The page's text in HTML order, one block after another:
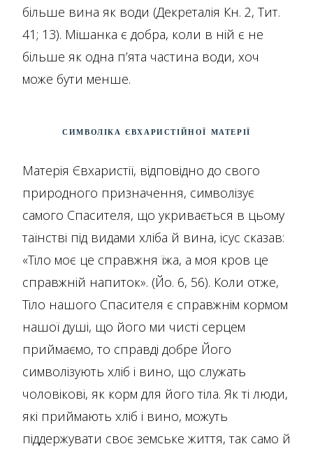
більше вина як води (Декреталія Кн. 2, Тит.
41; 13). Мішанка є добра, коли в ній є не
більше як одна п’ята частина води, хоч
може бути менше.
Символіка євхаристійної матерії
Матерія Євхаристії, відповідно до свого
природного призначення, символізує
самого Спасителя, що укривається в цьому
таїнстві під видами хліба й вина, ісус сказав:
«Тіло моє це справжня їжа, а моя кров це
справжній напиток». (Йо. 6, 56). Коли отже,
Тіло нашого Спасителя є справжнім кормом
нашої душі, що його ми чисті серцем
приймаємо, то справді добре Його
символізують хліб і вино, що служать
чоловікові, як корм для його тіла. Як ті люди,
які приймають хліб і вино, можуть
піддержувати своє земське життя, так само й